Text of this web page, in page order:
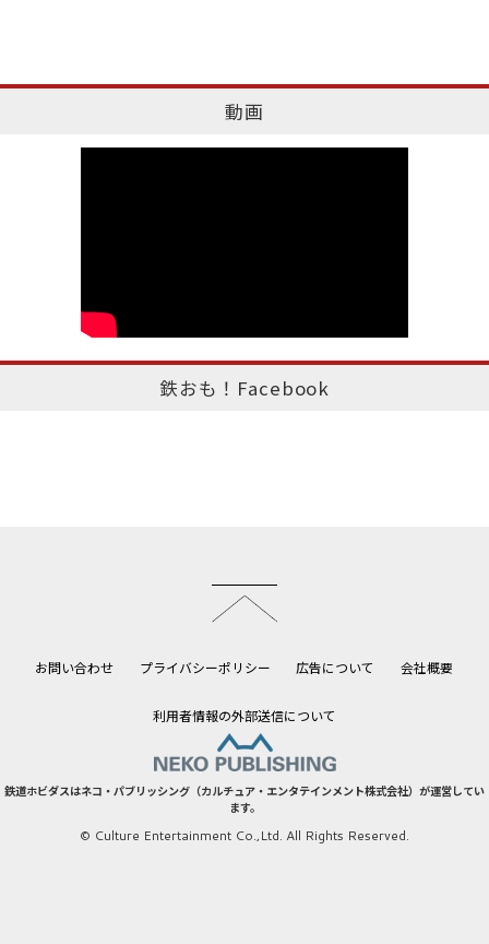
動画
鉄おも！Facebook
お問い合わせ プライバシーポリシー 広告について 会社概要
利用者情報の外部送信について
鉄道ホビダスはネコ・パブリッシング（カルチュア・エンタテインメント株式会社）が運営してい
ます。
© Culture Entertainment Co.,Ltd. All Rights Reserved.